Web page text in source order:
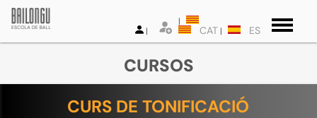
CAT ES
CURSOS
CURS DE TONIFICACIÓ